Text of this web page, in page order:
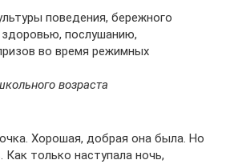
поведения, бережного
послушанию,
во время режимных
возраста
Хорошая, добрая она была. Но
только наступала ночь,